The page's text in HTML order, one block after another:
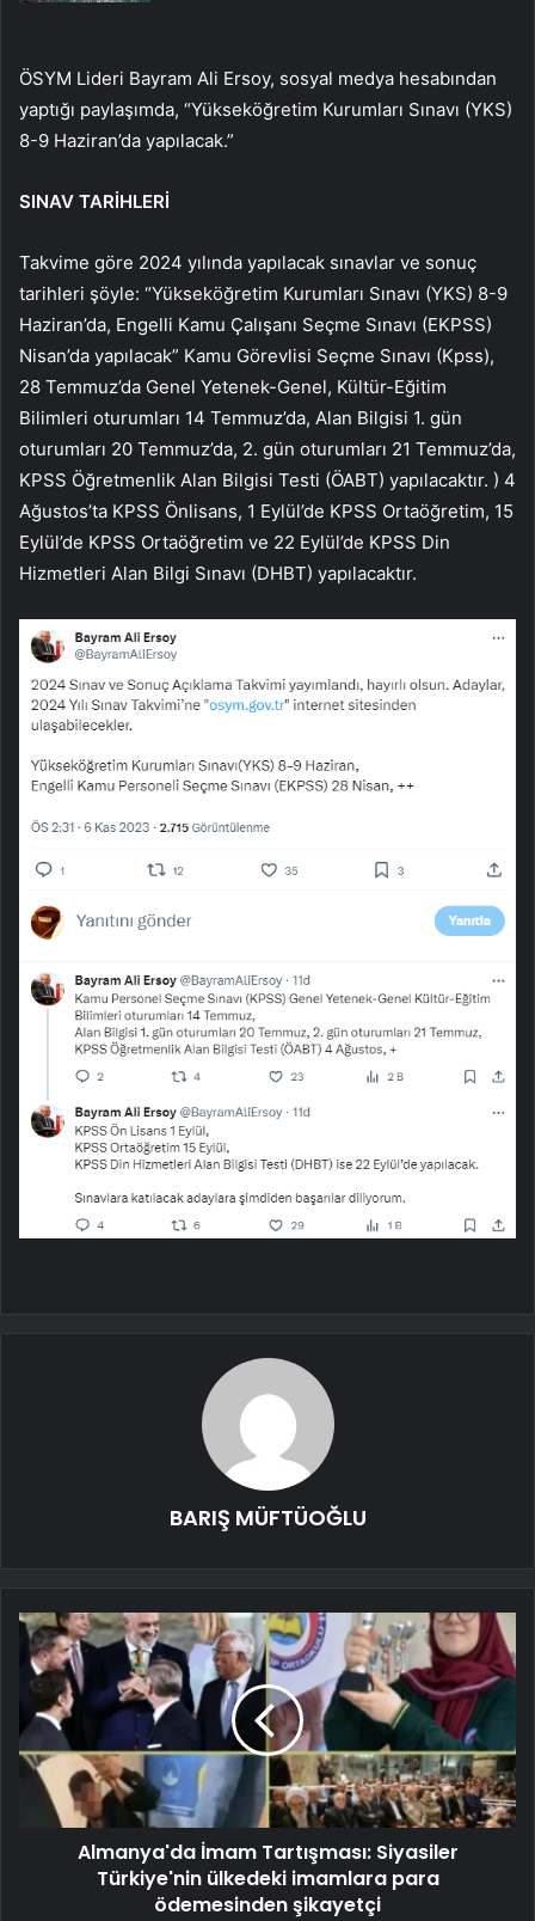
ÖSYM Lideri Bayram Ali Ersoy, sosyal medya hesabından
yaptığı paylaşımda, “Yükseköğretim Kurumları Sınavı (YKS)
8-9 Haziran’da yapılacak.”
SINAV TARİHLERİ
Takvime göre 2024 yılında yapılacak sınavlar ve sonuç
tarihleri ​​şöyle: “Yükseköğretim Kurumları Sınavı (YKS) 8-9
Haziran’da, Engelli Kamu Çalışanı Seçme Sınavı (EKPSS)
Nisan’da yapılacak” Kamu Görevlisi Seçme Sınavı (Kpss),
28 Temmuz’da Genel Yetenek-Genel, Kültür-Eğitim
Bilimleri oturumları 14 Temmuz’da, Alan Bilgisi 1. gün
oturumları 20 Temmuz’da, 2. gün oturumları 21 Temmuz’da,
KPSS Öğretmenlik Alan Bilgisi Testi (ÖABT) yapılacaktır. ) 4
Ağustos’ta KPSS Önlisans, 1 Eylül’de KPSS Ortaöğretim, 15
Eylül’de KPSS Ortaöğretim ve 22 Eylül’de KPSS Din
Hizmetleri Alan Bilgi Sınavı (DHBT) yapılacaktır.
BARIŞ MÜFTÜOĞLU
Almanya'da İmam Tartışması: Siyasiler
Türkiye'nin ülkedeki imamlara para
ödemesinden şikayetçi